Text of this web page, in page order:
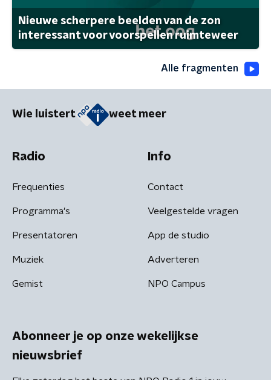
Nieuwe scherpere beelden van de zon
interessant voor voorspellen ruimteweer
Alle fragmenten
Wie luistert weet meer
Radio
Frequenties
Programma's
Presentatoren
Muziek
Gemist
Info
Contact
Veelgestelde vragen
App de studio
Adverteren
NPO Campus
Abonneer je op onze wekelijkse
nieuwsbrief